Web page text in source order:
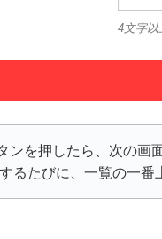
4文字以
ンを押したら、次の画
るたびに、一覧の一番